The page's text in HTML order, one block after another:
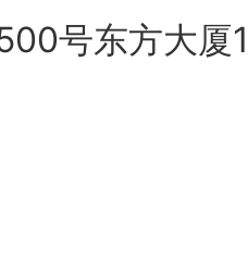
号东方大厦